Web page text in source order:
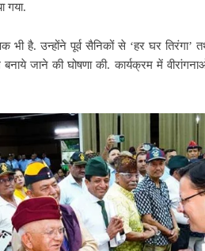
गया.
भी है. उन्होंने पूर्व सैनिकों से ‘हर घर तिरंगा’
जाने की घोषणा की. कार्यक्रम में